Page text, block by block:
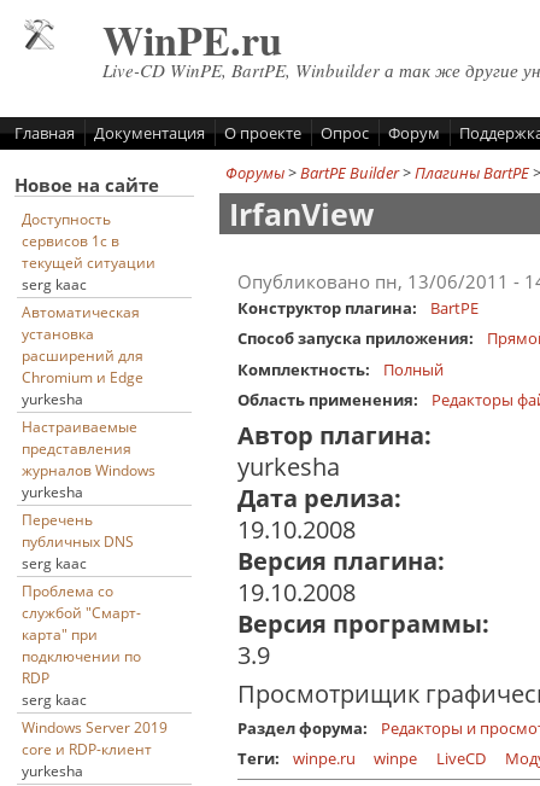
WinPE.ru
Live-CD WinPE, BartPE, Winbuilder а так же другие
Главная Документация О проекте Опрос Форум
Новое на сайте
Доступность
сервисов 1с в
текущей ситуации
serg kaac
Автоматическая
установка
расширений для
Chromium и Edge
yurkesha
Настраиваемые
представления
журналов Windows
yurkesha
Перечень
публичных DNS
serg kaac
Проблема со
службой "Смарт-
карта" при
подключении по
RDP
serg kaac
Windows Server 2019
core и RDP-клиент
yurkesha
Форумы>BartPE Builder>Плагины BartPE
IrfanView
Опубликовано пн, 13/06/2011 -
Конструктор плагина:
BartPE
Способ запуска приложения:
Комплектность:
Полный
Область применения:
Редакторы
Автор плагина:
yurkesha
Дата релиза:
19.10.2008
Версия плагина:
19.10.2008
Версия программы:
3.9
Просмотрищик
Раздел форума:
Редакторы и
Теги:
winpe.ru winpe LiveCD